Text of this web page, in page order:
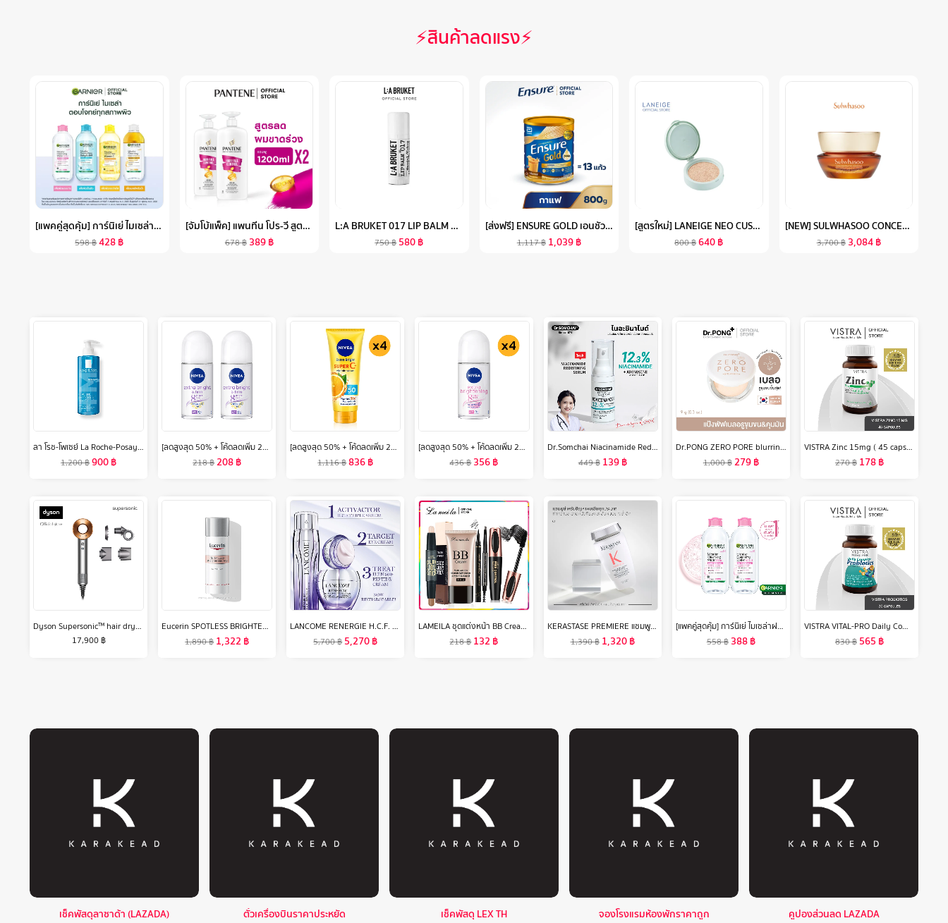
⚡สินค้าลดแรง⚡
[แพคคู่สุดคุ้ม] การ์นิเย่ ไมเซล่า คลีนซิ่ง วอเตอร์ วิตามินซี 400มลX2 GARNIER MICELLAR CLEANSING WATER VITAMIN C 400MLX2
598฿428฿
[จัมโบ้แพ็ค] แพนทีน โปร-วี สูตรลดผมขาดหลุดร่วง แชมพู 1.2 ลิตร. X2 ผลิตภัณฑ์ดูแลผม บํารุงผม PANTENE PRO-V HAIR FALL CONTROL SHAMPOO 1.2 L. X2
678฿ 389฿
L:A BRUKET 017 LIP BALM ALMOND/COCONUT 14G ผลิตภัณฑ์บำรุงริมฝีปาก อัลมอนด์/โคโค่นัท
750฿ 580฿
[ส่งฟรี] ENSURE GOLD เอนชัวร์ โกลด์ กลิ่นกาแฟ 800G 1 กระป๋อง ENSURE GOLD COFFEE 800G X1
1,117฿ 1,039฿
[สูตรใหม่] LANEIGE NEO CUSHION MATTE REFILL 15G. ลาเนจ นีโอคุชชั่น สูตรแมตต์ ปกปิดสูงสุดแต่บางเบา กันแดด กันแสงสีฟ้า ไม่ติดมาส์ก
800฿640฿
[NEW] SULWHASOO CONCENTRATED GINSENG REJUVENATING EYE CREAM 15ML. โซลวาซู ครีมบำรุงรอบดวงตา ลดปัญหาริ้วรอยรอบดวงตา เพื่อผิวกระชับ เรียบเนียนยิ่งขึ้น ซัลวาซู (ปรับสูตรใหม่)
3,700฿ 3,084฿
ลา โรช-โพเซย์ La Roche-Posay EFFACLAR FOAMING GEL เจลล้างหน้าสำหรับผิวมัน 400ml
1,200฿900฿
[ลดสูงสุด 50% + โค้ดลดเพิ่ม 20%]นีเวีย เอ็กซ์ตร้า ไบรท์ แอนด์ เฟิร์ม 8 ซูเปอร์ ฟู้ด โรลออน ระงับกลิ่นกาย 50 มล. 2 ชิ้น NIVEA
218฿208฿
[ลดสูงสุด 50% + โค้ดลดเพิ่ม 20%]นีเวีย เซรั่มบำรุงผิวกาย เอ็กซ์ตร้า ไบรท์ ซูเปอร์ซี+ วิตามิน เซรั่ม SPF 50 PA +++ 320 มล. 4 ชิ้น NIVEA
1,116฿836฿
[ลดสูงสุด 50% + โค้ดลดเพิ่ม 20%]นีเวีย เอ็กซ์ตร้า ไบรท์เทนนิ่ง 8 ซูเปอร์ ฟู้ด โรลออน ระงับกลิ่นกาย สำหรับผู้หญิง 50 มล. 4 ชิ้น NIVEA
436฿356฿
Dr.Somchai Niacinamide Redefining serum ดร.สมชาย ไนอะซินาไมด์ รีดีไฟน์นิ่ง เซรั่ม 20g. เซรั่มลดเลือนจุดด่างดำ ฝ้า กระ รอยสิว
449฿ 139฿
Dr.PONG ZERO PORE blurring K-powder แป้งพัฟเบลอรูขุมขน MADE IN KOREA
1,000฿279฿
VISTRA Zinc 15mg ( 45 caps) - วิสทร้า ซิงก์ 15 มก. ( 45 เม็ด)
270฿ 178฿
Dyson Supersonic™ hair dryer HD15 (Nickel/Copper) ไดร์เป่าผม สีนิกเกิล/ริชคอปเปอร์
17,900 ฿
Eucerin SPOTLESS BRIGHTENING DAY SPF30 50 ML ยูเซอริน สปอตเลส ไบรท์เทนนิ่ง เดย์ ฟลูอิด ครีมบำรุงผิวหน้า
1,890฿ 1,322฿
LANCOME RENERGIE H.C.F. TRIPLE SERUM 50 ML ลังโคมเซรั่มผสาน 3 พลัง ป้องกันริ้วรอยแห่งวัยในหนึ่งเดียว (เซรั่ม ลังโคม ริ้วรอย ไฮยา วิตซี)
5,700฿ 5,270฿
LAMEILA ชุดแต่งหน้า BB Cream Mascara Liquid Eyeliner ดินสอเขียนคิ้ว Contour Stick 5ชิ้น Set
218฿132฿
KERASTASE PREMIERE แชมพูสำหรับปัญหาผมเสียทุกประเภท บำรุงล้ำลึก พร้อมเชื่อมแกนเคราติน คืนความแข็งแรงกลับสู่เส้นผมถึง 99% 250มล. PREMIERE SHAMPOO FOR ALL TYPES OF DAMAGED HAIR 250ML (เคเรสตาส,ผมเสีย,ผมทำเคมี,ผมกลับมาสวย,ผมสวย,ผมแข็งแรง,ยาสระผม)
1,390฿ 1,320฿
[แพคคู่สุดคุ้ม] การ์นิเย่ ไมเซล่าฝาชมพู คลีนซิ่ง วอเตอร์ เซนซิทีฟ สกิน 400มล GARNIER MICELLAR CLEANSING WATER 400MLX2 ล้างเครื่องสำอาง
558฿ 388฿
VISTRA VITAL-PRO Daily Complete Probiotics ( 30 Capsules) วิสทร้า ไวเทิล-โปร เดลี่ คอมพลีท โพรไบโอติกส์ ( 30 แคปซูล )
830฿ 565 ฿
เช็คพัสดุลาซาด้า (LAZADA) ตั๋วเครื่องบินราคาประหยัด เช็คพัสดุ LEX TH จองโรงแรมห้องพักราคาถูก คูปองส่วนลด LAZADA